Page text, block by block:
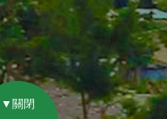
▼關閉